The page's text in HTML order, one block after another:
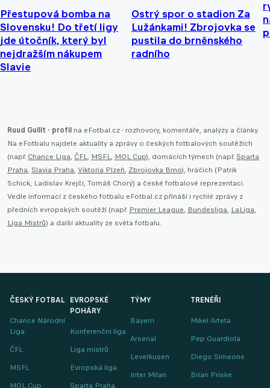
Přestupová bomba na
Slovensku! Do třetí ligy
jde útočník, který byl
nejdražším nákupem
Slavie
Ostrý spor o stadion Za
Lužánkami! Zbrojovka se
pustila do brněnského
radního
Ruud Gullit - profil na eFotbal.cz - rozhovory, komentáře, analýzy a články.
Na eFotbalu najdete aktuality a zprávy o českých fotbalových soutěžích
(např. Chance Liga, ČFL, MSFL, MOL Cup), domácích týmech (např. Sparta
Praha, Slavia Praha, Viktoria Plzeň, Zbrojovka Brno), hráčích (Patrik
Schick, Ladislav Krejčí, Tomáš Chorý) a české fotbalové reprezentaci.
Vedle informací z českého fotbalu eFotbal.cz přináší i rychlé zprávy z
předních evropských soutěží (např. Premier League, Bundesliga, LaLiga,
Liga Mistrů) a další aktuality ze světa fotbalu.
ČESKÝ FOTBAL
Chance Národní
Liga
ČFL
MSFL
MOL Cup
EVROPSKÉ
POHÁRY
Konferenční liga
Liga mistrů
Evropská liga
Sparta Praha
TÝMY
Bayern
Arsenal
Leverkusen
Inter Milan
TRENÉŘI
Mikel Arteta
Pep Guardiola
Diego Simeone
Brian Priske